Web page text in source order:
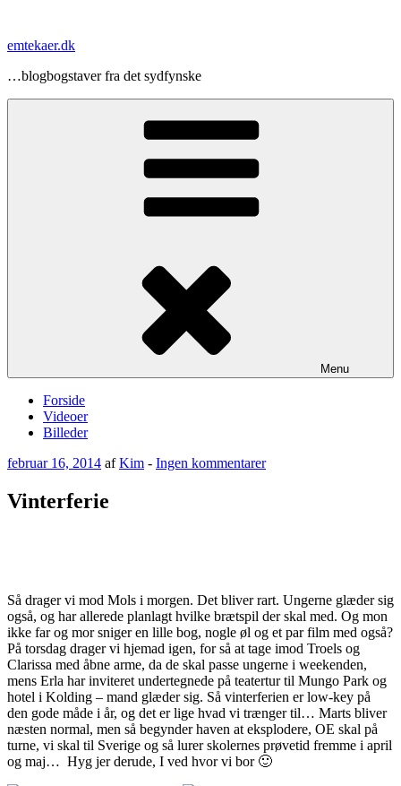
indhold
emtekaer.dk
…blogbogstaver fra det sydfynske
Menu
Forside
Videoer
Billeder
Udgivet
februar 16, 2014 afKim - Ingen kommentarertil
Vinterferie
Så drager vi mod Mols i morgen. Det bliver rart. Ungerne glæder sig
også, og har allerede planlagt hvilke brætspil der skal med. Og mon
ikke far og mor sniger en lille bog, nogle øl og et par film med også?
På torsdag drager vi hjemad igen, for så at tage imod Troels og
Clarissa med åbne arme, da de skal passe ungerne i weekenden,
mens Erla har inviteret undertegnede på teatertur til Mungo Park og
hotel i Kolding – mand glæder sig. Så vinterferien er low-key på
den gode måde i år, og det er lige hvad vi trænger til… Marts bliver
næsten normal, men så begynder haven at eksplodere, OE skal på
turne, vi skal til Sverige og så lurer skolernes prøvetid fremme i april
og maj… Hyg jer derude, I ved hvor vi bor 🙂